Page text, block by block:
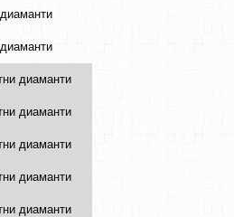
диаманти
диаманти
диаманти
диаманти
диаманти